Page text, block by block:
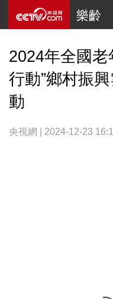
樂齡
2024年全國老
行動”鄉村振
動
央視網 | 2024-12-23